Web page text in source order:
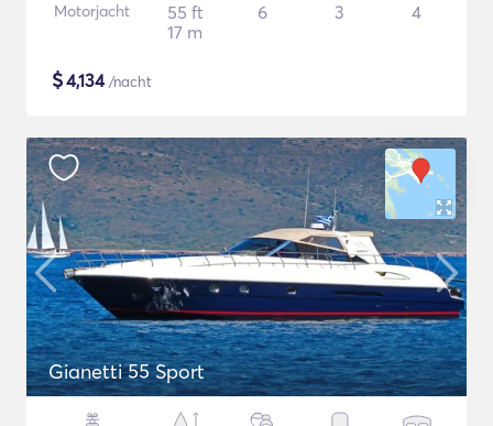
Motorjacht
55 ft
17 m
6 3 4
$4,134/nacht
Gianetti 55 Sport